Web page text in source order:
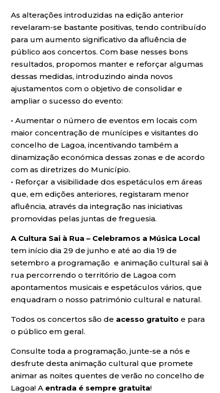
As alterações introduzidas na edição anterior
revelaram-se bastante positivas, tendo contribuído
para um aumento significativo da afluência de
público aos concertos. Com base nesses bons
resultados, propomos manter e reforçar algumas
dessas medidas, introduzindo ainda novos
ajustamentos com o objetivo de consolidar e
ampliar o sucesso do evento:
• Aumentar o número de eventos em locais com
maior concentração de munícipes e visitantes do
concelho de Lagoa, incentivando também a
dinamização económica dessas zonas e de acordo
com as diretrizes do Município.
• Reforçar a visibilidade dos espetáculos em áreas
que, em edições anteriores, registaram menor
afluência, através da integração nas iniciativas
promovidas pelas juntas de freguesia.
A Cultura Sai à Rua – Celebramos a Música Local
tem início dia 29 de junho e até ao dia 19 de
setembro a programação e animação cultural sai à
rua percorrendo o território de Lagoa com
apontamentos musicais e espetáculos vários, que
enquadram o nosso património cultural e natural.
Todos os concertos são de acesso gratuito e para
o público em geral.
Consulte toda a programação, junte-se a nós e
desfrute desta animação cultural que promete
animar as noites quentes de verão no concelho de
Lagoa! A entrada é sempre gratuita!